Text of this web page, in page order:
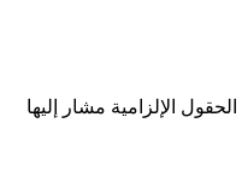
الحقول الإلزامية مشار إليها